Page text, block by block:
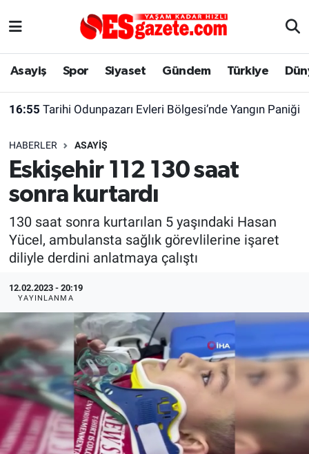
Asayiş Spor Siyaset Gündem Türkiye
16:55 Tarihi Odunpazarı Evleri Bölgesi’nde Yangın Paniği
HABERLER ASAYIŞ
Eskişehir 112 130 saat
sonra kurtardı
130 saat sonra kurtarılan 5 yaşındaki Hasan
Yücel, ambulansta sağlık görevlilerine işaret
diliyle derdini anlatmaya çalıştı
12.02.2023 - 20:19
YAYINLANMA
Asayiş
Gündem
Türkiye
Dünya
Sağlık
Alış-Veriş/İş dünyası
Yaşam
Eskişehirspor Arşivi
Eskişehir Arşivi
Röportaj
Ekonomi
Kültür Sanat
Politika
Bilecik
Kütahya
Gezi
Eskişehir Nöbetçi Eczaneler
Süper Lig Puan Durumu ve Fikstür
Tüm Manşetler
Son Dakika Haberleri
Haber Arşivi